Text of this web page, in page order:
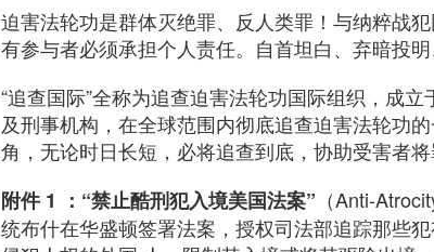
迫害法轮功是群体灭绝罪、反人类罪！与纳粹战
有参与者必须承担个人责任。自首坦白、弃暗投
“追查国际”全称为追查迫害法轮功国际组织，成
及刑事机构，在全球范围内彻底追查迫害法轮功
角，无论时日长短，必将追查到底，协助受害者
附件 1 ：“禁止酷刑犯入境美国法案” （Anti-
统布什在华盛顿签署法案，授权司法部追踪那些